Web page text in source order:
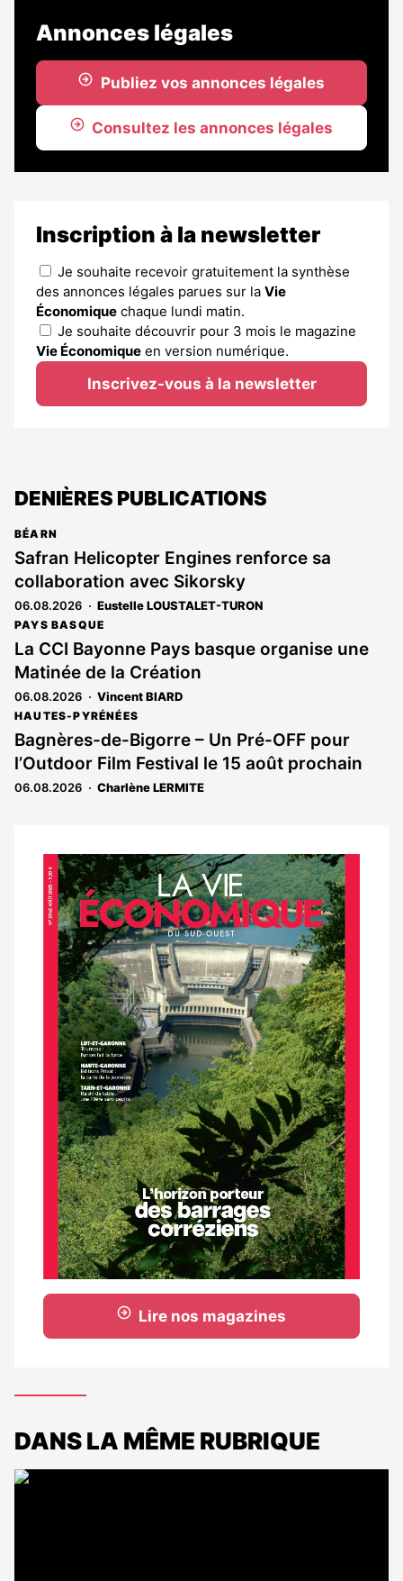
Annonces légales
Publiez vos annonces légales
Consultez les annonces légales
Inscription à la newsletter
Je souhaite recevoir gratuitement la synthèse
des annonces légales parues sur la Vie
Économique chaque lundi matin.
Je souhaite découvrir pour 3 mois le magazine
Vie Économique en version numérique.
Inscrivez-vous à la newsletter
DENIÈRES PUBLICATIONS
BÉARN
Safran Helicopter Engines renforce sa
collaboration avec Sikorsky
06.08.2026 Eustelle LOUSTALET-TURON
PAYS BASQUE
La CCI Bayonne Pays basque organise une
Matinée de la Création
06.08.2026 Vincent BIARD
HAUTES-PYRÉNÉES
Bagnères-de-Bigorre – Un Pré-OFF pour
l’Outdoor Film Festival le 15 août prochain
06.08.2026 Charlène LERMITE
Notre
dernier
magazine
Lire nos magazines
DANS LA MÊME RUBRIQUE